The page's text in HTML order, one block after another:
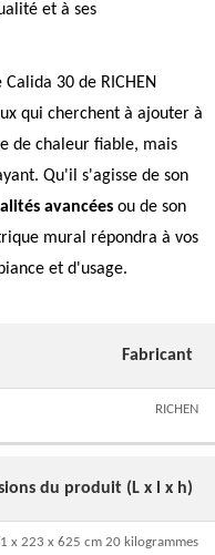
et à ses
30 de RICHEN
qui cherchent à ajouter à
de chaleur fiable, mais
Qu'il s'agisse de son
avancées ou de son
mural répondra à vos
et d'usage.
Fabricant
RICHEN
du produit (L x l x h)
x 223 x 625 cm 20 kilogrammes